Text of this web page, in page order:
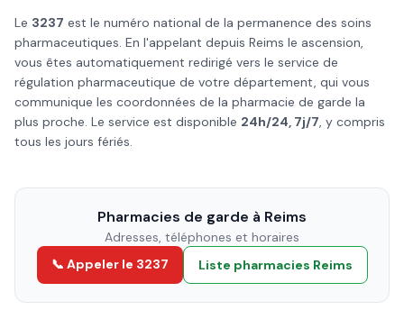
Le 3237 est le numéro national de la permanence des soins
pharmaceutiques. En l'appelant depuis Reims le ascension,
vous êtes automatiquement redirigé vers le service de
régulation pharmaceutique de votre département, qui vous
communique les coordonnées de la pharmacie de garde la
plus proche. Le service est disponible 24h/24, 7j/7, y compris
tous les jours fériés.
Pharmacies de garde à Reims
Adresses, téléphones et horaires
📞 Appeler le 3237
Liste pharmacies Reims